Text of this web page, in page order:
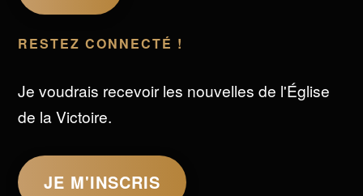
RESTEZ CONNECTÉ !
Je voudrais recevoir les nouvelles de l'Église
de la Victoire.
JE M'INSCRIS